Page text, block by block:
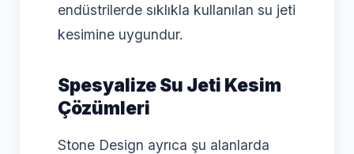
endüstrilerde sıklıkla kullanılan su jeti
kesimine uygundur.
Spesyalize Su Jeti Kesim
Çözümleri
Stone Design ayrıca şu alanlarda